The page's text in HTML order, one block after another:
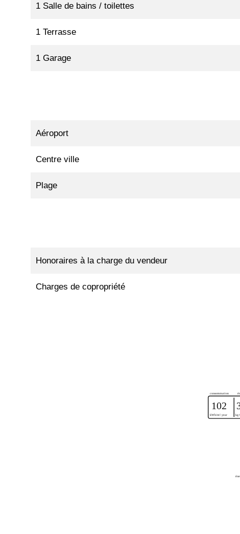
1 Salle de bains / toilettes
1 Terrasse
1 Garage
Aéroport
Centre ville
Plage
Honoraires à la charge du vendeur
Charges de copropriété